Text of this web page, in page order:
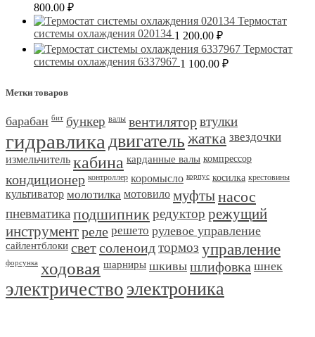
800.00 ₽
Термостат
системы охлаждения 020134 1 200.00 ₽
Термостат
системы охлаждения 6337967 1 100.00 ₽
Метки товаров
барабан бит бункер валы вентиляторвтулки
гидравлика двигатель жатка звездочки
измельчитель кабина карданные валы компрессор
кондиционер контроллер коромысло корпус косилка крестовины
культиватор молотилка мотовило муфтынасос
пневматика подшипник редуктор режущий
инструментреле решето рулевое управление
сайлентблоки светсоленоидтормоз управление
форсунка ходовая шарниры шкивы шлифовка шнек
электричество электроника